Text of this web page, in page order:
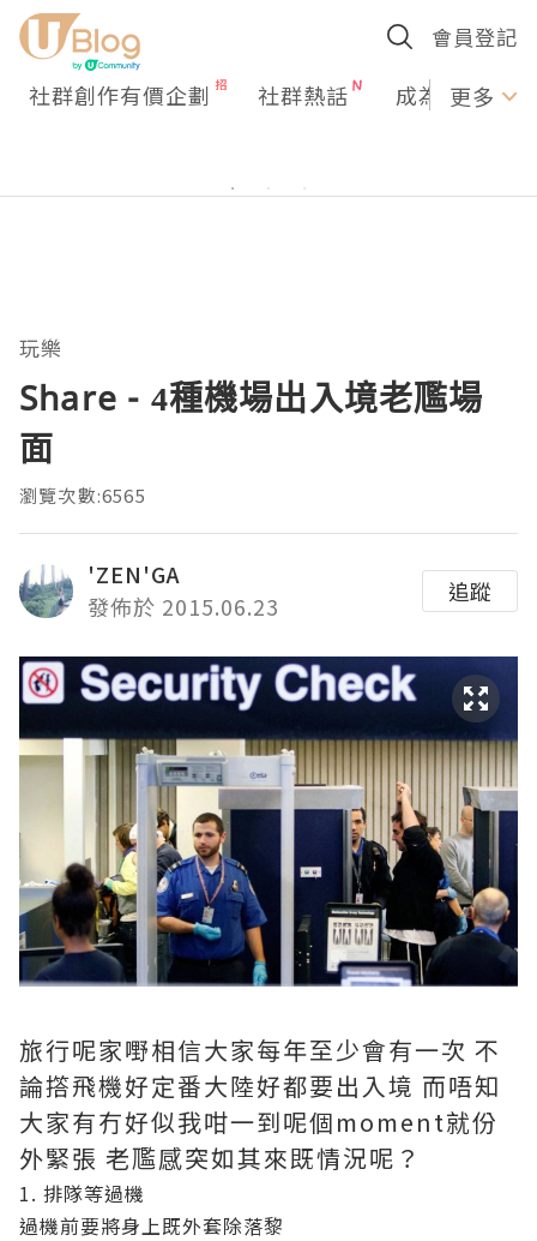
會員登記
社群創作有價企劃 社群熱話 成為U更多
玩樂
Share - 4種機場出入境老尶場
面
瀏覽次數:6565
'ZEN'GA
發佈於 2015.06.23
追蹤
旅行呢家嘢相信大家每年至少會有一次 不
論撘飛機好定番大陸好都要出入境 而唔知
大家有冇好似我咁一到呢個moment就份
外緊張 老尶感突如其來既情況呢？
1. 排隊等過機
過機前要將身上既外套除落黎